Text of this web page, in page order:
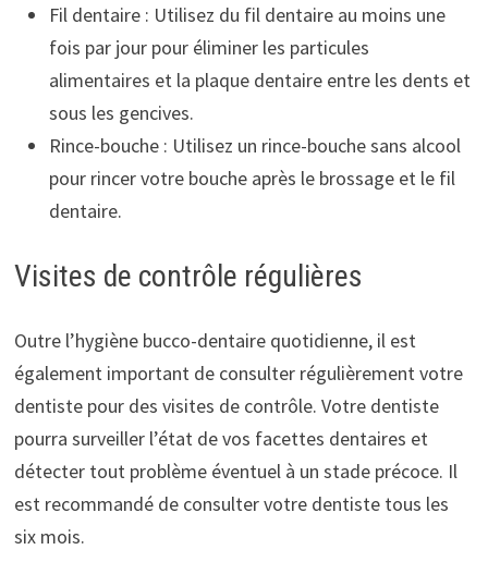
Fil dentaire : Utilisez du fil dentaire au moins une
fois par jour pour éliminer les particules
alimentaires et la plaque dentaire entre les dents et
sous les gencives.
Rince-bouche : Utilisez un rince-bouche sans alcool
pour rincer votre bouche après le brossage et le fil
dentaire.
Visites de contrôle régulières
Outre l’hygiène bucco-dentaire quotidienne, il est
également important de consulter régulièrement votre
dentiste pour des visites de contrôle. Votre dentiste
pourra surveiller l’état de vos facettes dentaires et
détecter tout problème éventuel à un stade précoce. Il
est recommandé de consulter votre dentiste tous les
six mois.